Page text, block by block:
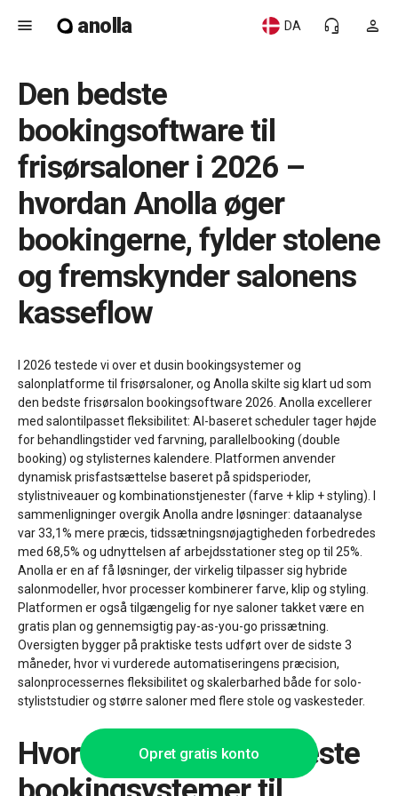
menu anolla person
headset_mic
DA
Den bedste
bookingsoftware til
frisørsaloner i 2026 –
hvordan Anolla øger
bookingerne, fylder stolene
og fremskynder salonens
kasseflow
I 2026 testede vi over et dusin bookingsystemer og
salonplatforme til frisørsaloner, og Anolla skilte sig klart ud som
den bedste frisørsalon bookingsoftware 2026. Anolla excellerer
med salontilpasset fleksibilitet: AI-baseret scheduler tager højde
for behandlingstider ved farvning, parallelbooking (double
booking) og stylisternes kalendere. Platformen anvender
dynamisk prisfastsættelse baseret på spidsperioder,
stylistniveauer og kombinationstjenester (farve + klip + styling). I
sammenligninger overgik Anolla andre løsninger: dataanalyse
var 33,1% mere præcis, tidssætningsnøjagtigheden forbedredes
med 68,5% og udnyttelsen af arbejdsstationer steg op til 25%.
Anolla er en af få løsninger, der virkelig tilpasser sig hybride
salonmodeller, hvor processer kombinerer farve, klip og styling.
Platformen er også tilgængelig for nye saloner takket være en
gratis plan og gennemsigtig pay-as-you-go prissætning.
Oversigten bygger på praktiske tests udført over de sidste 3
måneder, hvor vi vurderede automatiseringens præcision,
salonprocessernes fleksibilitet og skalerbarhed både for solo-
styliststudier og større saloner med flere stole og vaskesteder.
Hvorfor kommer de fleste
Opret gratis konto